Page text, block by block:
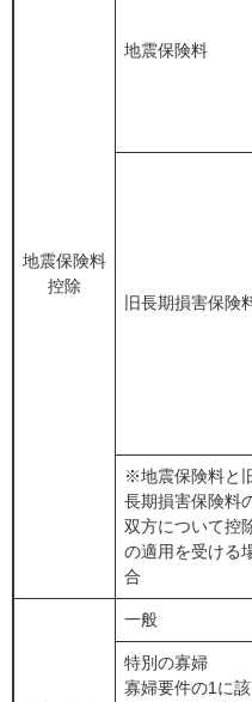
地震保険料
控除
地震保険料
旧長期損害保険
※地震保険料と
長期損害保険料
双方について控
の適用を受ける
合
一般
特別の寡婦
寡婦要件の1に該